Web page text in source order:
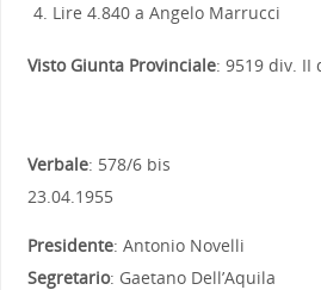
Lire 4.840 a Angelo Marrucci
Visto Giunta Provinciale: 9519 div. II
Verbale: 578/6
23.04.1955
Presidente: Antonio
Segretario: Gaetano Dell’Aquila